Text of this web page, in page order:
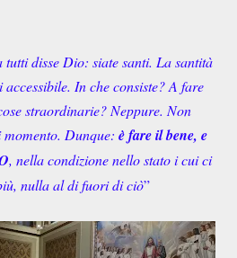
disse Dio: siate santi. La santità
accessibile. In che consiste? A fare
straordinarie? Neppure. Non
Dunque: è fare il bene, e
, nella condizione nello stato i cui ci
nulla al di fuori di ciò”